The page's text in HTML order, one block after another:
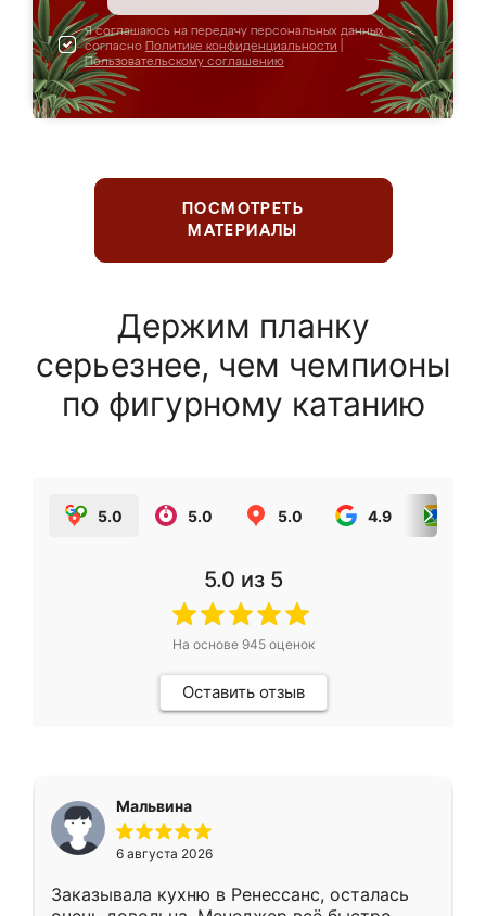
Я соглашаюсь на передачу персональных данных
согласно Политике конфиденциальности
Пользовательскому соглашению
ПОСМОТРЕТЬ
МАТЕРИАЛЫ
Держим планку
серьезнее, чем чемпионы
по фигурному катанию
5.0 5.0 5.0 4.9
5.0 из 5
На основе 945оценок
Оставить отзыв
Мальвина
6 августа 2026
Заказывала кухню в Ренессанс, осталась